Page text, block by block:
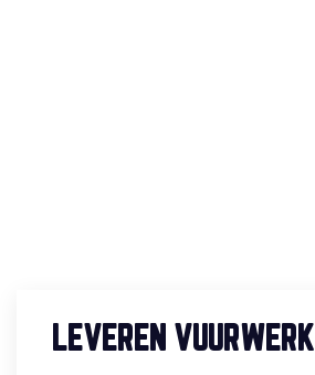
LEVEREN VUURWERK